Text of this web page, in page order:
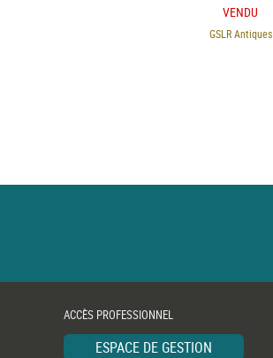
VENDU
GSLR Antiques
ACCÈS PROFESSIONNEL
ESPACE DE GESTION